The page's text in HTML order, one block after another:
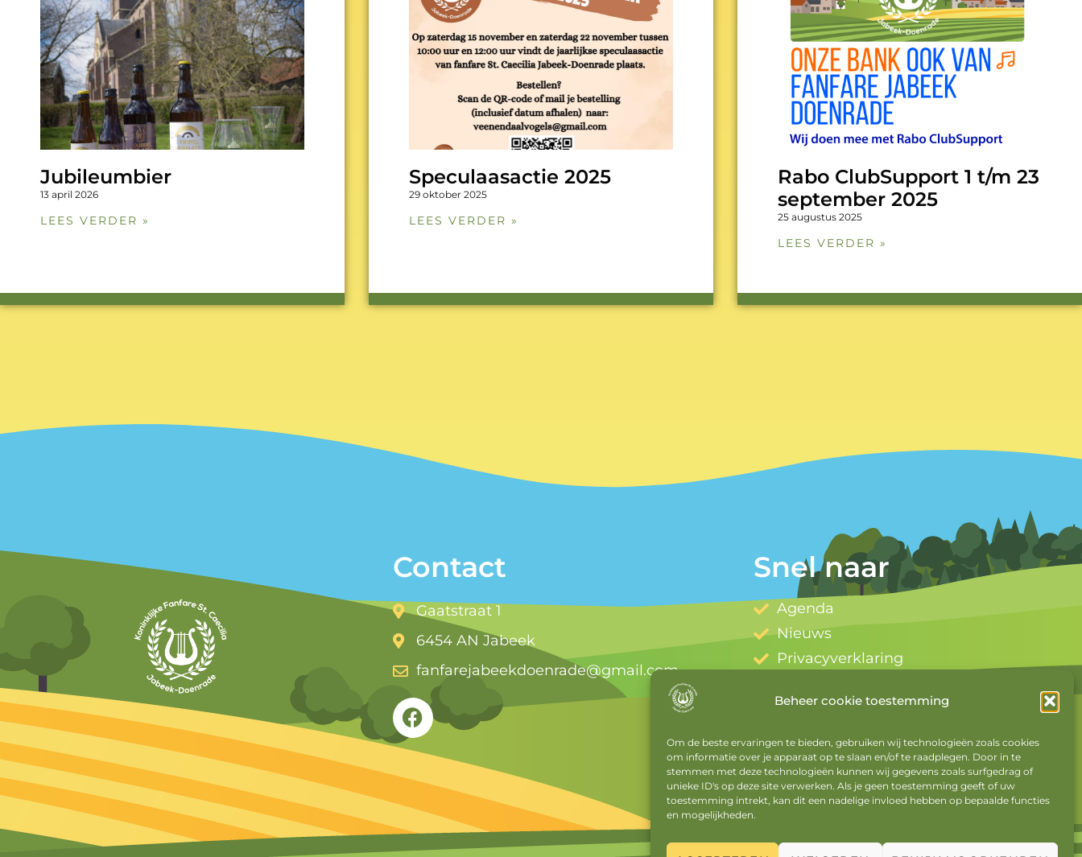
Beheer cookie toestemming
Om de beste ervaringen te bieden, gebruiken wij technologieën zoals cookies
om informatie over je apparaat op te slaan en/of te raadplegen. Door in te
stemmen met deze technologieën kunnen wij gegevens zoals surfgedrag of
unieke ID's op deze site verwerken. Als je geen toestemming geeft of uw
toestemming intrekt, kan dit een nadelige invloed hebben op bepaalde functies
en mogelijkheden.
Jubileumbier
13 april 2026
LEES VERDER »
Speculaasactie 2025
29 oktober 2025
LEES VERDER »
Rabo ClubSupport 1 t/m 23
september 2025
25 augustus 2025
LEES VERDER »
Contact
Gaatstraat 1
6454 AN Jabeek
fanfarejabeekdoenrade@gmail.com
Snel naar
Agenda
Nieuws
Privacyverklaring
Mijn account